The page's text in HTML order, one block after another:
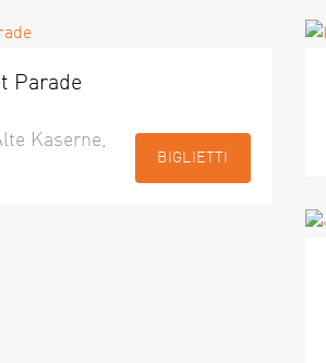
Parade
Kaserne,
BIGLIETTI